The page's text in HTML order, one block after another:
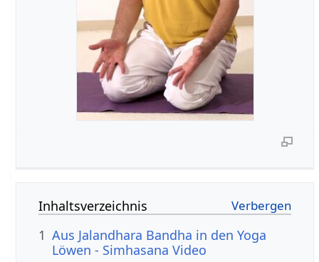
Inhaltsverzeichnis
1 Aus Jalandhara Bandha in den Yoga
Löwen - Simhasana Video